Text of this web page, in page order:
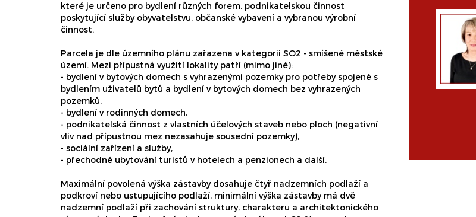
které je určeno pro bydlení různých forem, podnikatelskou činnost
poskytující služby obyvatelstvu, občanské vybavení a vybranou výrobní
činnost.
Parcela je dle územního plánu zařazena v kategorii SO2 - smíšené městské
území. Mezi přípustná využití lokality patří (mimo jiné):
- bydlení v bytových domech s vyhrazenými pozemky pro potřeby spojené s
bydlením uživatelů bytů a bydlení v bytových domech bez vyhrazených
pozemků,
- bydlení v rodinných domech,
- podnikatelská činnost z vlastních účelových staveb nebo ploch (negativní
vliv nad přípustnou mez nezasahuje sousední pozemky),
- sociální zařízení a služby,
- přechodné ubytování turistů v hotelech a penzionech a další.
Maximální povolená výška zástavby dosahuje čtyř nadzemních podlaží a
podkroví nebo ustupujícího podlaží, minimální výška zástavby má dvě
nadzemní podlaží při zachování struktury, charakteru a architektonického